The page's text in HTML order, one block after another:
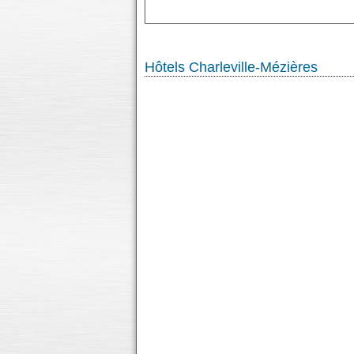
Hôtels Charleville-Mézières